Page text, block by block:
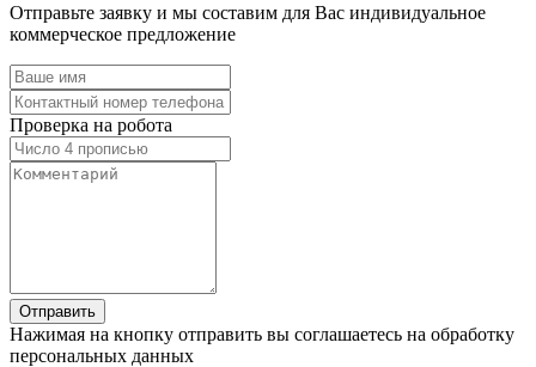
Отправьте заявку и мы составим для Вас индивидуальное
коммерческое предложение
Проверка на робота
Нажимая на кнопку отправить вы соглашаетесь на обработку
персональных данных